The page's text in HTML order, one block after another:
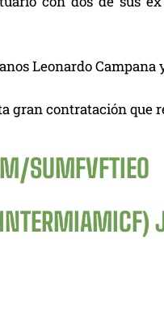
Leonardo Campana
gran contratación que
SUMFVFTIEO